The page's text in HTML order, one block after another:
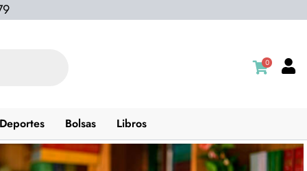
0
Deportes Bolsas Libros